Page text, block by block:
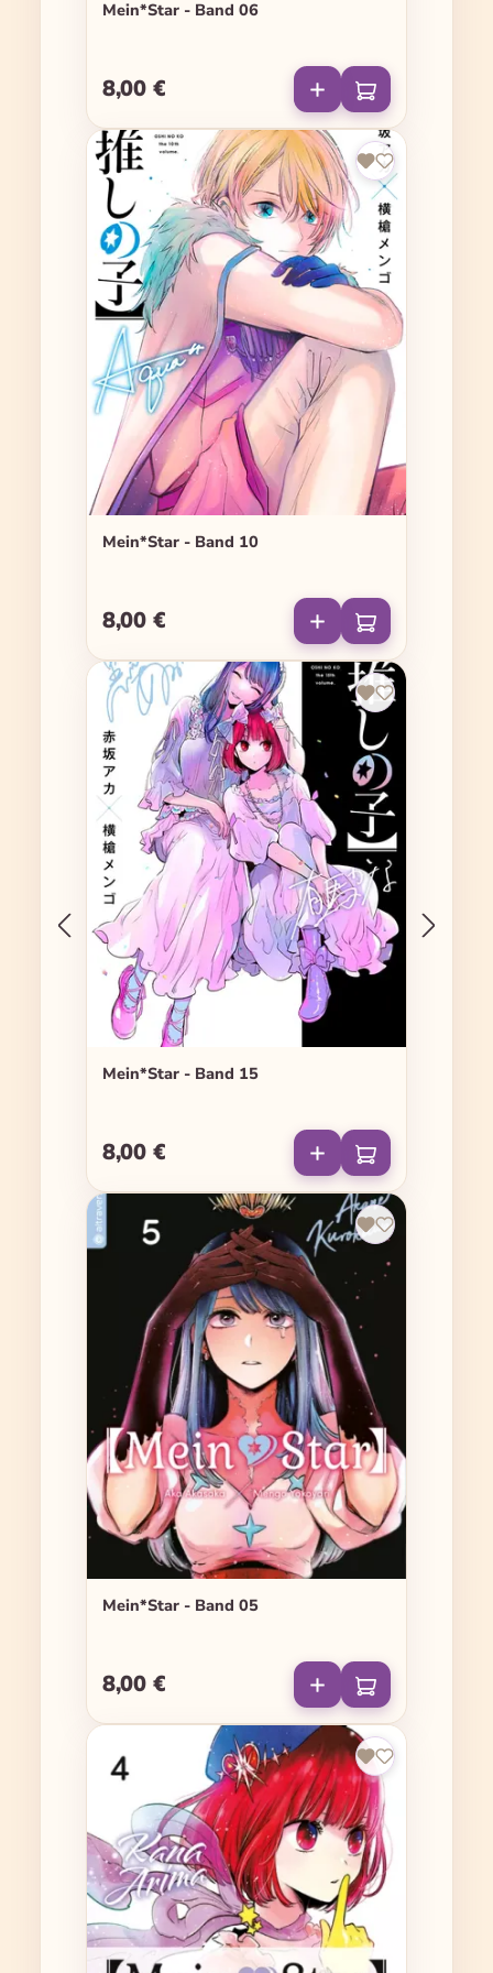
Mein*Star - Band 06
Regulärer Preis:
8,00 €
Mein*Star - Band 10
Regulärer Preis:
8,00 €
Mein*Star - Band 15
Regulärer Preis:
8,00 €
Mein*Star - Band 05
Regulärer Preis:
8,00 €